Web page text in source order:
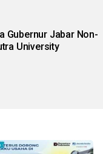
Gubernur Jabar Non-
University